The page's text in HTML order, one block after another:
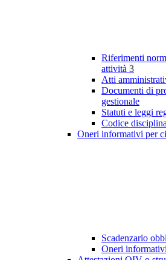
Riferimenti
attività 3
Atti
Documenti di
gestionale
Statuti e leggi
Codice
Oneri informativi per
Scadenzario
Oneri